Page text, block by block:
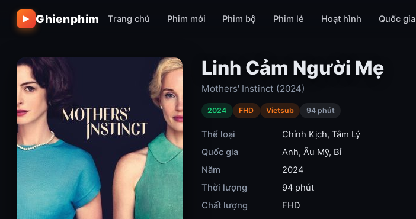
▶ Ghienphim Trang chủ Phim mới Phim bộ Phim lẻ Hoạt hình Quốc gia
Linh Cảm Người Mẹ
Mothers' Instinct (2024)
2024 FHD Vietsub 94 phút
Thể loại Chính Kịch, Tâm Lý
Quốc gia
Anh, Âu Mỹ, Bỉ
Năm
2024
Thời lượng
94 phút
Chất lượng
FHD